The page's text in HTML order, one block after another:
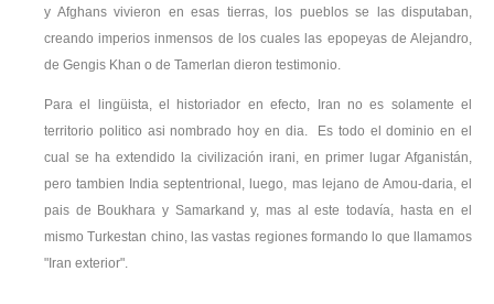
y Afghans vivieron en esas tierras, los pueblos se las disputaban,
creando imperios inmensos de los cuales las epopeyas de Alejandro,
de Gengis Khan o de Tamerlan dieron testimonio.
Para el lingüista, el historiador en efecto, Iran no es solamente el
territorio politico asi nombrado hoy en dia. Es todo el dominio en el
cual se ha extendido la civilización irani, en primer lugar Afganistán,
pero tambien India septentrional, luego, mas lejano de Amou-daria, el
pais de Boukhara y Samarkand y, mas al este todavía, hasta en el
mismo Turkestan chino, las vastas regiones formando lo que llamamos
"Iran exterior".